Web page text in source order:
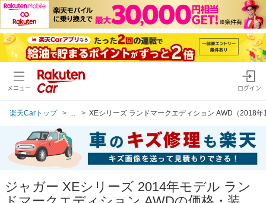
メニュー ログイン
楽天Carトップ XEシリーズ ランドマークエディション AWD（2018年
ジャガー XEシリーズ 2014年モデル ラン